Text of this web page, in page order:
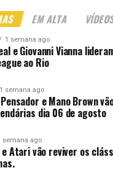
EM ALTA
1 semana ago
e Giovanni Vianna
ao Rio
1 semana ago
e Mano Brown
dia 06 de agosto
semana ago
Atari vão reviver os